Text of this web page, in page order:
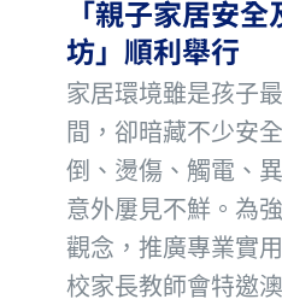
「親子家居安
坊」順利舉行
家居環境雖是孩子
間，卻暗藏不少安
倒、燙傷、觸電、
意外屢見不鮮。為
觀念，推廣專業實
校家長教師會特邀